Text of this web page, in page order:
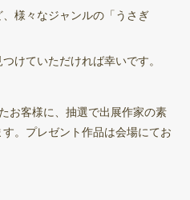
様々なジャンルの「うさぎ
けていただければ幸いです。
お客様に、抽選で出展作家の素
。プレゼント作品は会場にてお